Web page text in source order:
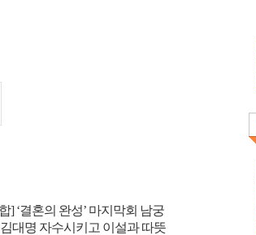
] ‘결혼의 완성’ 마지막회 남궁
김대명 자수시키고 이설과 따뜻